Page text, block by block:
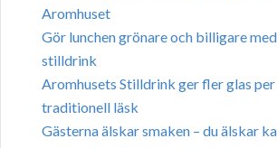
Aromhuset
Gör lunchen grönare och billigare
stilldrink
Aromhusets Stilldrink ger fler glas
traditionell läsk
Gästerna älskar smaken – du älskar